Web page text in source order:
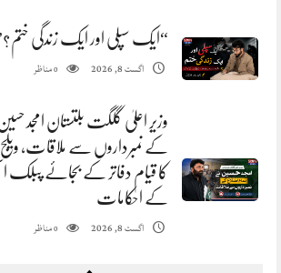
“ایک سپلی اور ایک زندگی ختم؟”
اگست 8, 2026 0مناظر
وزیر اعلیٰ گلگت بلتستان امجد
کے نمبرداروں سے ملاقات، ویلج
کا قیام دفاتر کے بجائے پبلک
کے احکامات
اگست 8, 2026 0مناظر